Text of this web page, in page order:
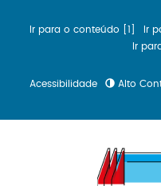
Ir para o conteúdo [1] Ir
Ir
Acessibilidade Alto